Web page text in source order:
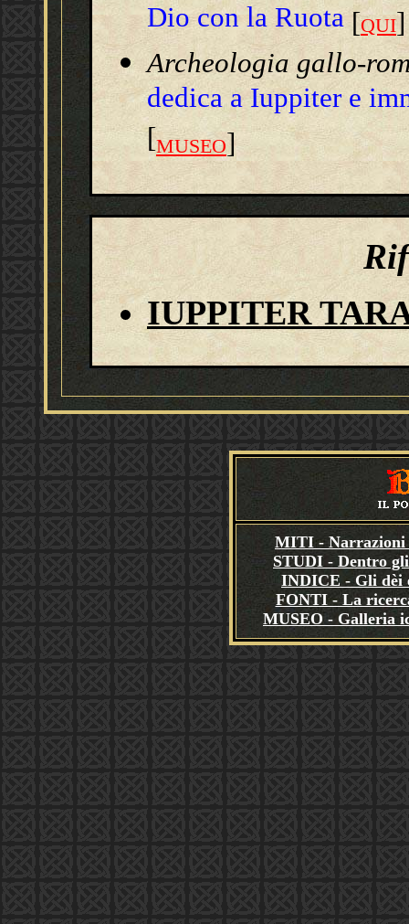
Dio con la Ruota[QUI
Archeologia gallo-
dedica a Iuppiter e
[MUSEO]
IUPPITER
MITI - Narrazioni
STUDI - Dentro
INDICE - Gli dèi
FONTI - La
MUSEO - Galleria